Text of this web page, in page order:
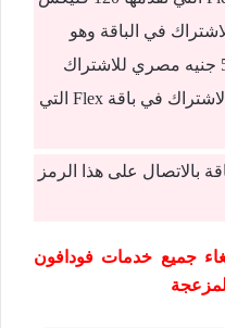
في الباقة وهو
ويتم دفع رسوم 5 جنيه مصري للاشتراك
بهذه الباقة. 10 جنيه رسوم الاشتراك في باقة Flex التي
بالاتصال على هذا الرمز
جميع خدمات فودافون